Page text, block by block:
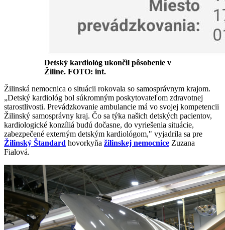
Detský kardiológ ukončil pôsobenie v
Žiline. FOTO: int.
Žilinská nemocnica o situácii rokovala so samosprávnym krajom.
„Detský kardiológ bol súkromným poskytovateľom zdravotnej
starostlivosti. Prevádzkovanie ambulancie má vo svojej kompetencii
Žilinský samosprávny kraj. Čo sa týka našich detských pacientov,
kardiologické konzíliá budú dočasne, do vyriešenia situácie,
zabezpečené externým detským kardiológom," vyjadrila sa pre
Žilinský Štandard hovorkyňa žilinskej nemocnice Zuzana
Fialová.